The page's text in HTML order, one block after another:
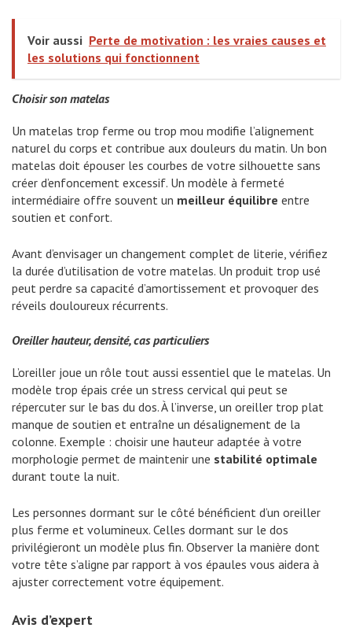
Voir aussi Perte de motivation : les vraies causes et
les solutions qui fonctionnent
Choisir son matelas
Un matelas trop ferme ou trop mou modifie l’alignement
naturel du corps et contribue aux douleurs du matin. Un bon
matelas doit épouser les courbes de votre silhouette sans
créer d’enfoncement excessif. Un modèle à fermeté
intermédiaire offre souvent un meilleur équilibre entre
soutien et confort.
Avant d’envisager un changement complet de literie, vérifiez
la durée d’utilisation de votre matelas. Un produit trop usé
peut perdre sa capacité d’amortissement et provoquer des
réveils douloureux récurrents.
Oreiller hauteur, densité, cas particuliers
L’oreiller joue un rôle tout aussi essentiel que le matelas. Un
modèle trop épais crée un stress cervical qui peut se
répercuter sur le bas du dos. À l’inverse, un oreiller trop plat
manque de soutien et entraîne un désalignement de la
colonne. Exemple : choisir une hauteur adaptée à votre
morphologie permet de maintenir une stabilité optimale
durant toute la nuit.
Les personnes dormant sur le côté bénéficient d’un oreiller
plus ferme et volumineux. Celles dormant sur le dos
privilégieront un modèle plus fin. Observer la manière dont
votre tête s’aligne par rapport à vos épaules vous aidera à
ajuster correctement votre équipement.
Avis d’expert